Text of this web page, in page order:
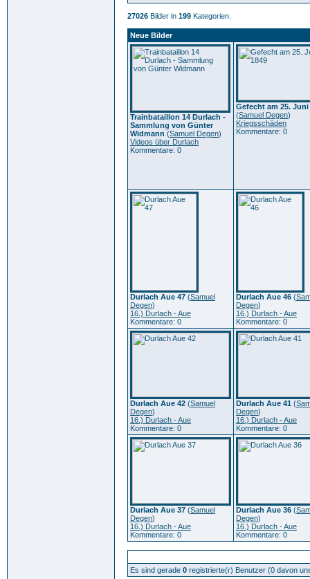
27026 Bilder in 199 Kategorien.
Neue Bilder
Trainbataillon 14 Durlach -
Sammlung von Günter
Widmann (Samuel Degen)
Videos über Durlach
Kommentare: 0
Gefecht am 25. Juni
(Samuel Degen)
Kriegsschäden
Kommentare: 0
Durlach Aue 47 (Samuel
Degen)
16.) Durlach - Aue
Kommentare: 0
Durlach Aue 46 (
Degen)
16.) Durlach - Aue
Kommentare: 0
Durlach Aue 42 (Samuel
Degen)
16.) Durlach - Aue
Kommentare: 0
Durlach Aue 41 (
Degen)
16.) Durlach - Aue
Kommentare: 0
Durlach Aue 37 (Samuel
Degen)
16.) Durlach - Aue
Kommentare: 0
Durlach Aue 36 (
Degen)
16.) Durlach - Aue
Kommentare: 0
Es sind gerade 0 registrierte(r) Benutzer (0 davon